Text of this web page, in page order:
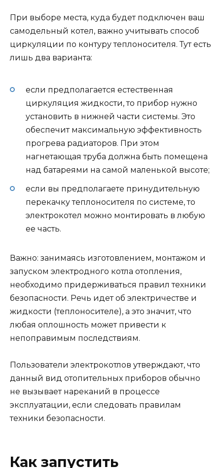
При выборе места, куда будет подключен ваш
самодельный котел, важно учитывать способ
циркуляции по контуру теплоносителя. Тут есть
лишь два варианта:
если предполагается естественная
циркуляция жидкости, то прибор нужно
установить в нижней части системы. Это
обеспечит максимальную эффективность
прогрева радиаторов. При этом
нагнетающая труба должна быть помещена
над батареями на самой маленькой высоте;
если вы предполагаете принудительную
перекачку теплоносителя по системе, то
электрокотел можно монтировать в любую
ее часть.
Важно: занимаясь изготовлением, монтажом и
запуском электродного котла отопления,
необходимо придерживаться правил техники
безопасности. Речь идет об электричестве и
жидкости (теплоносителе), а это значит, что
любая оплошность может привести к
непоправимым последствиям.
Пользователи электрокотлов утверждают, что
данный вид отопительных приборов обычно
не вызывает нареканий в процессе
эксплуатации, если следовать правилам
техники безопасности.
Как запустить